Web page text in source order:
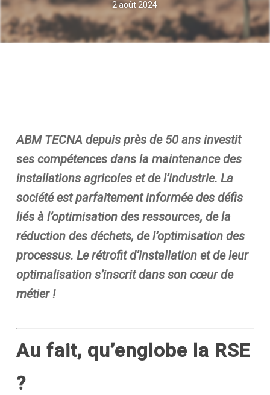
2 août 2024
ABM TECNA depuis près de 50 ans investit
ses compétences dans la maintenance des
installations agricoles et de l’industrie. La
société est parfaitement informée des défis
liés à l’optimisation des ressources, de la
réduction des déchets, de l’optimisation des
processus. Le rétrofit d’installation et de leur
optimalisation s’inscrit dans son cœur de
métier!
Au fait, qu’englobe la RSE
?